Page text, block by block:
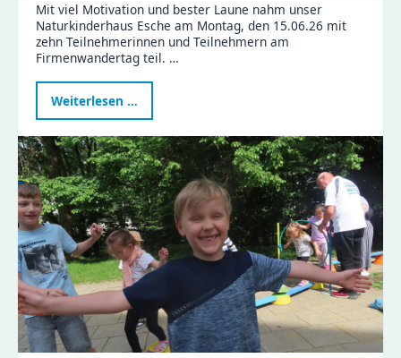
Mit viel Motivation und bester Laune nahm unser
Naturkinderhaus Esche am Montag, den 15.06.26 mit
zehn Teilnehmerinnen und Teilnehmern am
Firmenwandertag teil. …
Weiterlesen …
Esche
beim
Firmenwandertag